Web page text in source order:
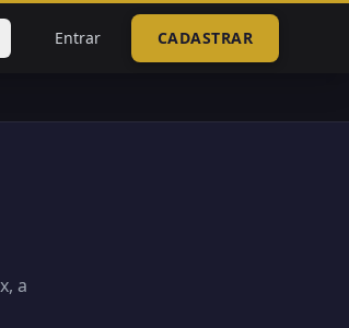
Entrar CADASTRAR
a